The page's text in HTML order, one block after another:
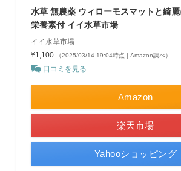
水草 無農薬 ウィローモスマットと綺
栄養素付 イイ水草市場
イイ水草市場
¥1,100
（2025/03/14 19:04時点 | Amazon調べ）
口コミを見る
Amazon
楽天市場
Yahooショッピング